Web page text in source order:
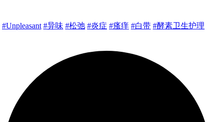
#Unpleasant #异味 #松弛 #炎症 #瘙痒 #白带 #酵素卫生护理